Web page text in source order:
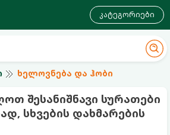
კატეგორიები
ხელოვნება და ჰობი
შესანიშნავი სურათები
სხვების დახმარების